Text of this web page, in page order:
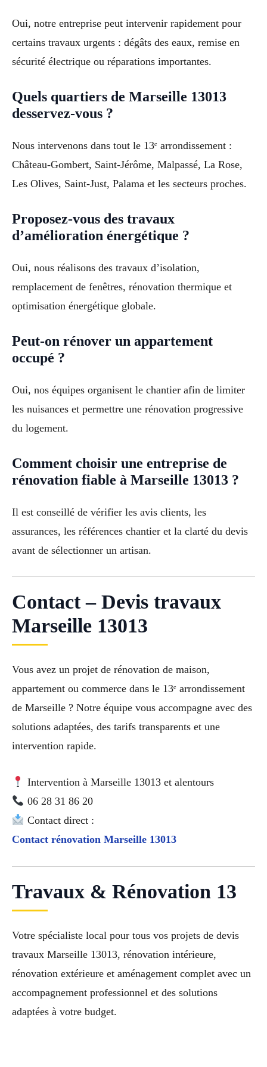
Oui, notre entreprise peut intervenir rapidement pour
certains travaux urgents : dégâts des eaux, remise en
sécurité électrique ou réparations importantes.
Quels quartiers de Marseille 13013
desservez-vous ?
Nous intervenons dans tout le 13ᵉ arrondissement :
Château-Gombert, Saint-Jérôme, Malpassé, La Rose,
Les Olives, Saint-Just, Palama et les secteurs proches.
Proposez-vous des travaux
d’amélioration énergétique ?
Oui, nous réalisons des travaux d’isolation,
remplacement de fenêtres, rénovation thermique et
optimisation énergétique globale.
Peut-on rénover un appartement
occupé ?
Oui, nos équipes organisent le chantier afin de limiter
les nuisances et permettre une rénovation progressive
du logement.
Comment choisir une entreprise de
rénovation fiable à Marseille 13013 ?
Il est conseillé de vérifier les avis clients, les
assurances, les références chantier et la clarté du devis
avant de sélectionner un artisan.
Contact – Devis travaux
Marseille 13013
Vous avez un projet de rénovation de maison,
appartement ou commerce dans le 13ᵉ arrondissement
de Marseille ? Notre équipe vous accompagne avec des
solutions adaptées, des tarifs transparents et une
intervention rapide.
Intervention à Marseille 13013 et alentours
06 28 31 86 20
Contact direct :
Contact rénovation Marseille 13013
Travaux & Rénovation 13
Votre spécialiste local pour tous vos projets de devis
travaux Marseille 13013, rénovation intérieure,
rénovation extérieure et aménagement complet avec un
accompagnement professionnel et des solutions
adaptées à votre budget.